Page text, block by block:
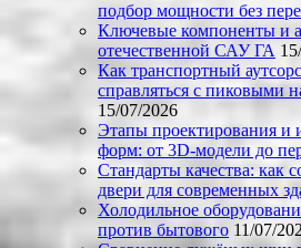
подбор мощности без
Ключевые компоненты и
отечественной САУ ГА
Как транспортный
справляться с пиковыми
15/07/2026
Этапы проектирования и
форм: от 3D-модели до
Стандарты качества: как
двери для современных
Холодильное
против бытового 11/07/